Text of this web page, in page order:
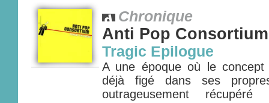
Chronique
Anti Pop Consortium
Tragic Epilogue
A une époque où le concept
déjà figé dans ses
outrageusement